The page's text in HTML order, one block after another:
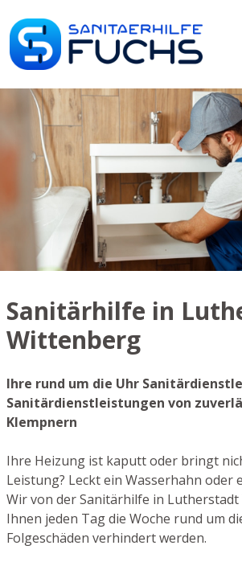
Sanitärhilfe in
Wittenberg
Ihre rund um die Uhr
Sanitärdienstleistungen von
Klempnern
Ihre Heizung ist kaputt oder bringt
Leistung? Leckt ein Wasserhahn oder
Wir von der Sanitärhilfe in
Ihnen jeden Tag die Woche rund um
Folgeschäden verhindert werden.